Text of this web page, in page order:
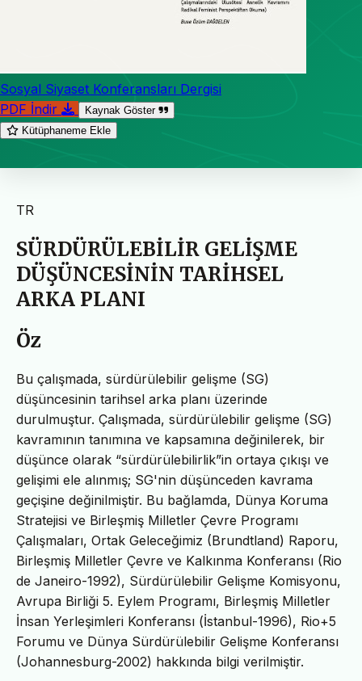
Sosyal Siyaset Konferansları Dergisi
PDF İndir
Kaynak Göster
Kütüphaneme Ekle
TR
SÜRDÜRÜLEBİLİR GELİŞME
DÜŞÜNCESİNİN TARİHSEL
ARKA PLANI
Öz
Bu çalışmada, sürdürülebilir gelişme (SG)
düşüncesinin tarihsel arka planı üzerinde
durulmuştur. Çalışmada, sürdürülebilir gelişme (SG)
kavramının tanımına ve kapsamına değinilerek, bir
düşünce olarak “sürdürülebilirlik”in ortaya çıkışı ve
gelişimi ele alınmış; SG'nin düşünceden kavrama
geçişine değinilmiştir. Bu bağlamda, Dünya Koruma
Stratejisi ve Birleşmiş Milletler Çevre Programı
Çalışmaları, Ortak Geleceğimiz (Brundtland) Raporu,
Birleşmiş Milletler Çevre ve Kalkınma Konferansı (Rio
de Janeiro-1992), Sürdürülebilir Gelişme Komisyonu,
Avrupa Birliği 5. Eylem Programı, Birleşmiş Milletler
İnsan Yerleşimleri Konferansı (İstanbul-1996), Rio+5
Forumu ve Dünya Sürdürülebilir Gelişme Konferansı
(Johannesburg-2002) hakkında bilgi verilmiştir.